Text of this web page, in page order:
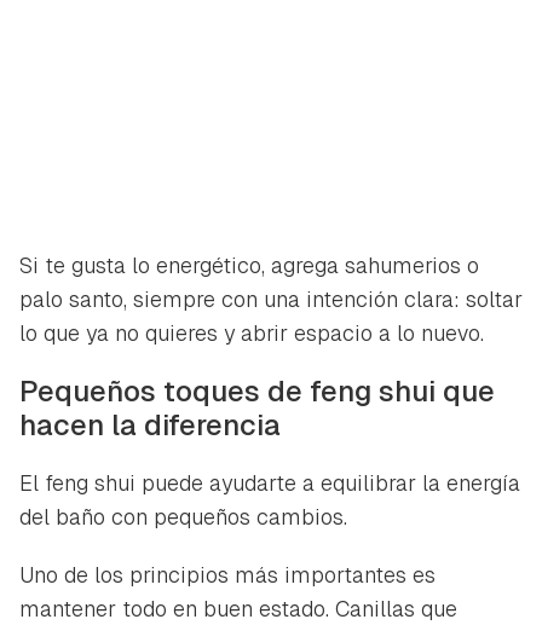
Si te gusta lo energético, agrega sahumerios o
palo santo, siempre con una intención clara: soltar
lo que ya no quieres y abrir espacio a lo nuevo.
Pequeños toques de feng shui que
hacen la diferencia
El feng shui puede ayudarte a equilibrar la energía
del baño con pequeños cambios.
Uno de los principios más importantes es
mantener todo en buen estado. Canillas que